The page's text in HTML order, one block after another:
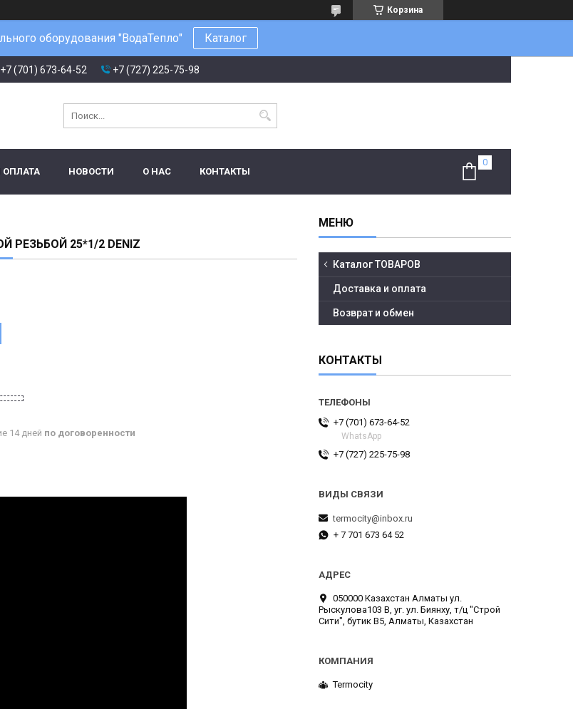
Корзина
оборудования "ВодаТепло" Каталог
+7 (701) 673-64-52 +7 (727) 225-75-98
ОПЛАТА НОВОСТИ О НАС КОНТАКТЫ
РЕЗЬБОЙ 25*1/2 DENIZ
14 дней по договоренности
Каталог ТОВАРОВ
Доставка и оплата
Возврат и обмен
КОНТАКТЫ
+7 (701) 673-64-52
WhatsApp
+7 (727) 225-75-98
termocity@inbox.ru
+ 7 701 673 64 52
050000 Казахстан Алматы ул.
Рыскулова103 В, уг. ул. Биянху, т/ц "Строй
Сити", бутик В5, Алматы, Казахстан
Termocity